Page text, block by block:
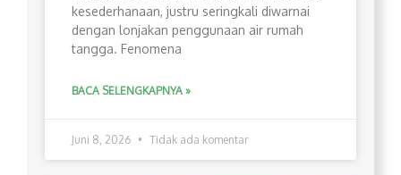
kesederhanaan, justru seringkali diwarnai
dengan lonjakan penggunaan air rumah
tangga. Fenomena
BACA SELENGKAPNYA »
Juni 8, 2026 Tidak ada komentar